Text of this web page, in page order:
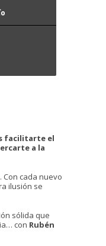
facilitarte el
a la
Con cada nuevo
ilusión se
sólida que
con Rubén